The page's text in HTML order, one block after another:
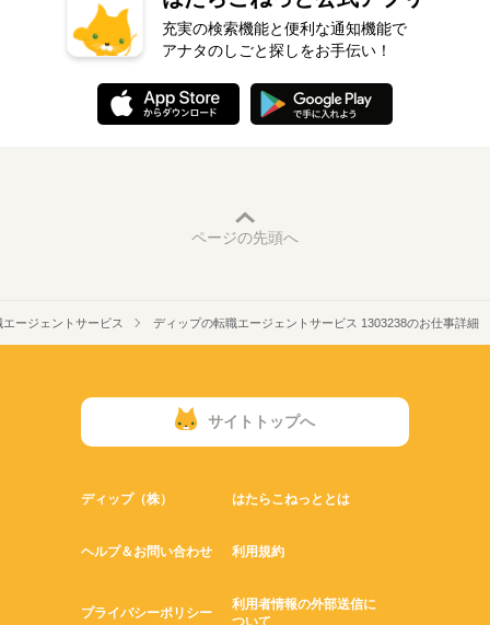
充実の検索機能と便利な通知機能で
アナタのしごと探しをお手伝い！
ページの先頭へ
ージェントサービス ディップの転職エージェントサービス 1303238のお仕事詳細
サイトトップへ
ディップ（株） はたらこねっととは
ヘルプ＆お問い合わせ 利用規約
プライバシーポリシー
利用者情報の外部送信に
ついて